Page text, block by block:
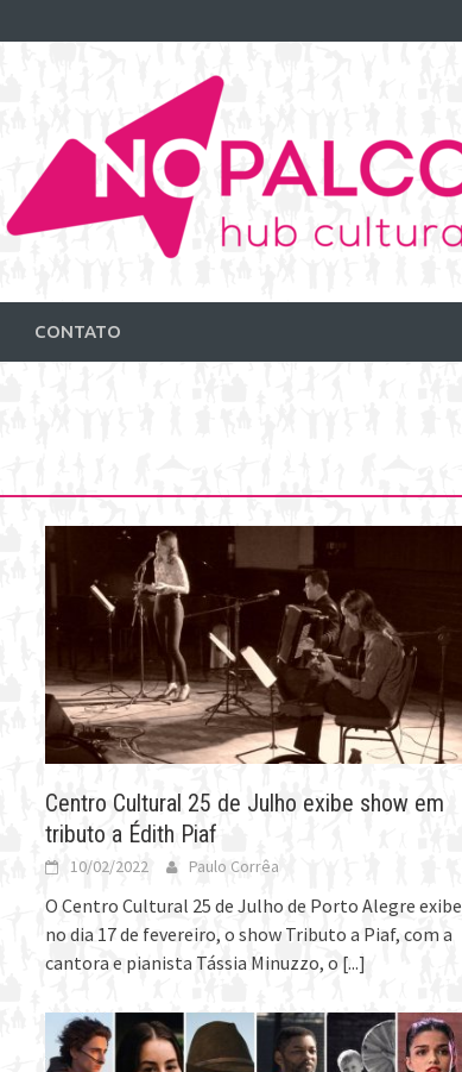
CONTATO
Centro Cultural 25 de Julho exibe show em
tributo a Édith Piaf
10/02/2022 Paulo Corrêa
O Centro Cultural 25 de Julho de Porto Alegre exibe
no dia 17 de fevereiro, o show Tributo a Piaf, com a
cantora e pianista Tássia Minuzzo, o [...]